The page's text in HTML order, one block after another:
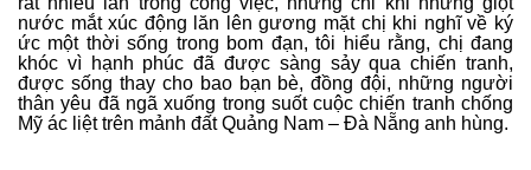
nước mắt xúc động lăn lên gương mặt chị khi nghĩ về ký
ức một thời sống trong bom đạn, tôi hiểu rằng, chị đang
khóc vì hạnh phúc đã được sàng sảy qua chiến tranh,
được sống thay cho bao bạn bè, đồng đội, những người
thân yêu đã ngã xuống trong suốt cuộc chiến tranh chống
Mỹ ác liệt trên mảnh đất Quảng Nam – Đà Nẵng anh hùng.